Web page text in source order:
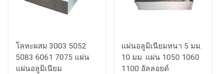
โลหะผสม 3003 5052
5083 6061 7075 แผ่น
แผ่นอลูมิเนียม
แผ่นอลูมิเนียมหนา 5 มม.
10 มม. แผ่น 1050 1060
1100 อัลลอยด์